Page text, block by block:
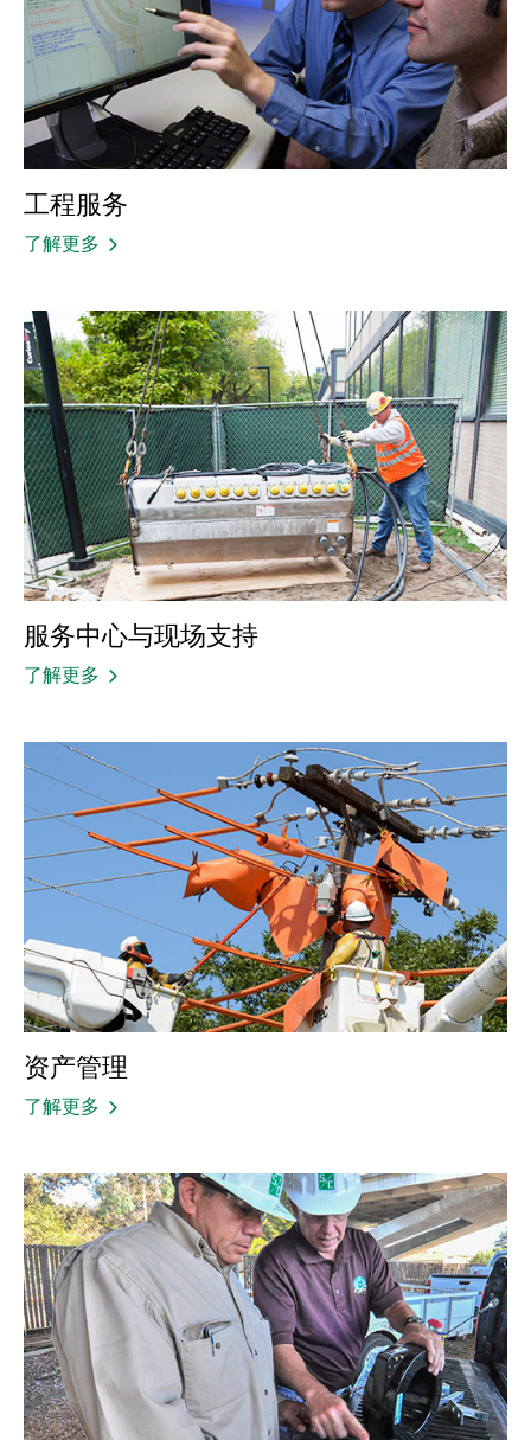
工程服务
了解更多
服务中心与现场支持
了解更多
资产管理
了解更多